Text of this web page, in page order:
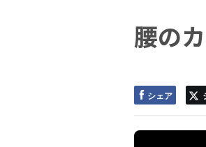
腰の
シェア